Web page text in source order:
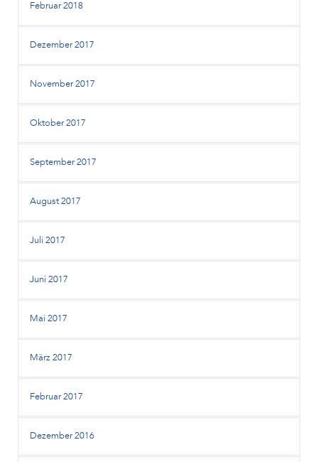
Februar 2018
Dezember 2017
November 2017
Oktober 2017
September 2017
August 2017
Juli 2017
Juni 2017
Mai 2017
März 2017
Februar 2017
Dezember 2016